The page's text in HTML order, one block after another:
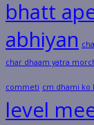
bhatt
abhiyan
char dhaam yatra
commeti cm dhami ko
level